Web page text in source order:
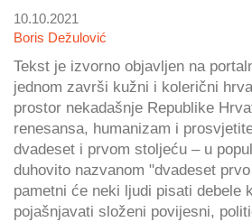
10.10.2021
Boris Dežulović
Tekst je izvorno objavljen na
jednom završi kužni i kolerični
prostor nekadašnje Republike
renesansa, humanizam i
dvadeset i prvom stoljeću – u
duhovito nazvanom "dvadeset
pametni će neki ljudi pisati debele
pojašnjavati složeni povijesni,